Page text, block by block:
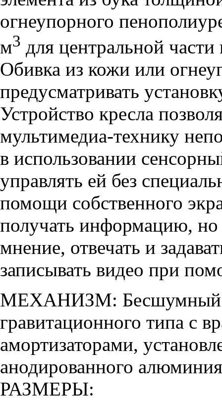
огнеупорного
м3 для центральной
Обивка из кожи или
предусматривать
Устройство кресла
мультимедиа-технику
в использовании
управлять ей без
помощи собственного
получать информацию, но
мнение, отвечать и
записывать видео при
МЕХАНИЗМ: Бесшумный
гравитационного типа с
амортизаторами,
анодированного
РАЗМЕРЫ: